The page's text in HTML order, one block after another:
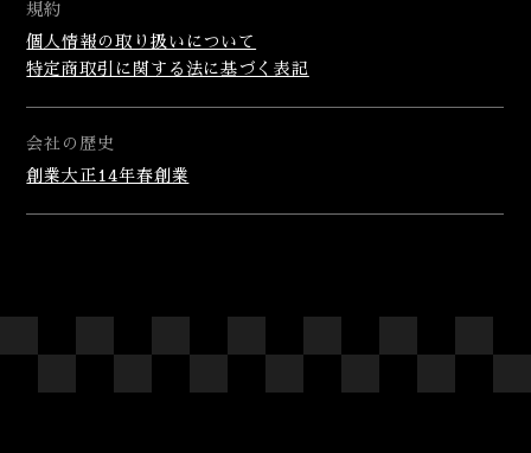
規約
個人情報の取り扱いについて
特定商取引に関する法に基づく表記
会社の歴史
創業大正14年春創業